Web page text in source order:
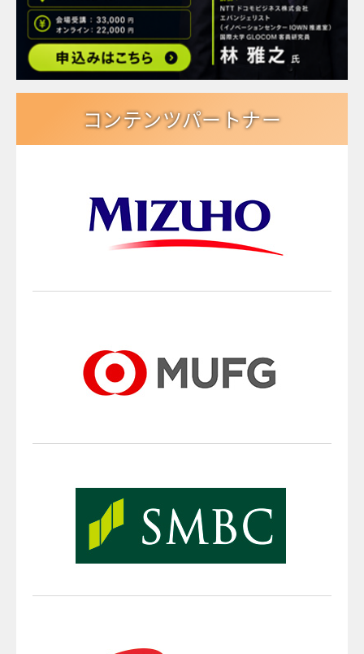
コンテンツパートナー